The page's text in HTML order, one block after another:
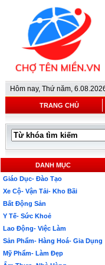
Hôm nay, Thứ năm,
TRANG CHỦ
DANH MỤC
Giáo Dục- Đào Tạo
Xe Cộ- Vận Tải- Kho Bãi
Bất Động Sản
Y Tế- Sức Khoẻ
Lao Động- Việc Làm
Sản Phẩm- Hàng Hoá- Gia Dụng
Mỹ Phẩm- Làm Đẹp